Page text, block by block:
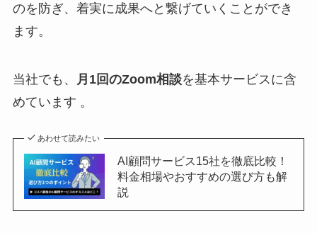
のを防ぎ、着実に成果へと繋げていくことができ
ます。
当社でも、 月1回のZoom相談を基本サービスに含
めています 。
あわせて読みたい
AI顧問サービス15社を徹底比較！
料金相場やおすすめの選び方も解
説